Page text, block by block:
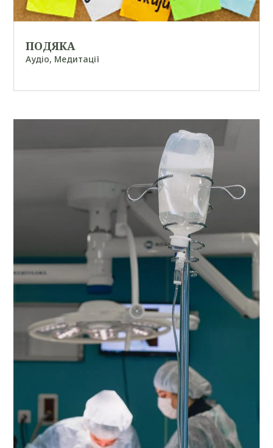
ПОДЯКА
Аудіо, Медитації